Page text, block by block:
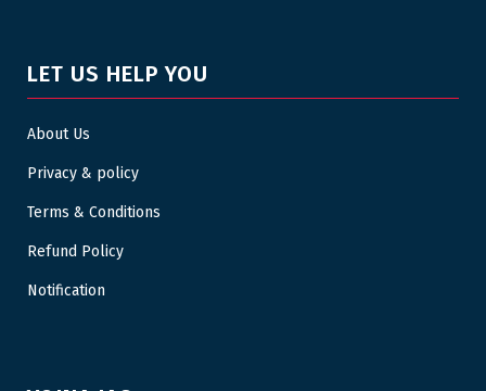
LET US HELP YOU
About Us
Privacy & policy
Terms & Conditions
Refund Policy
Notification